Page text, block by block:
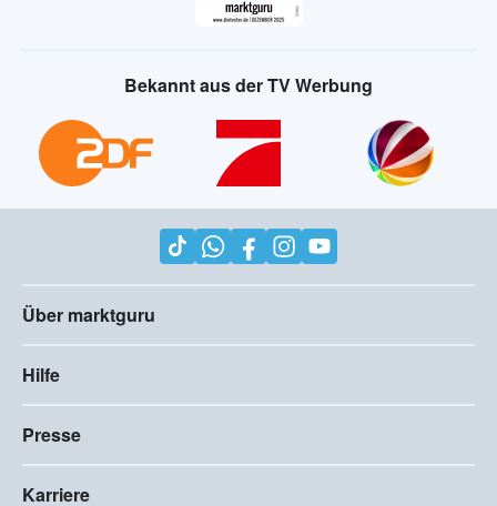
Bekannt aus der TV Werbung
Über marktguru
Hilfe
Presse
Karriere